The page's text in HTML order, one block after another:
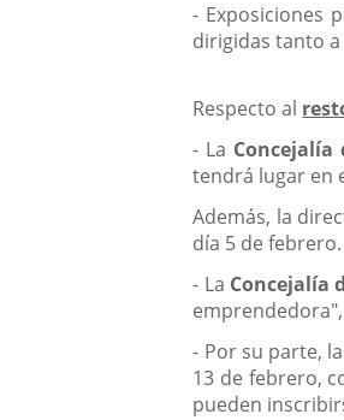
- Exposiciones
dirigidas tanto
Respecto al
- La
tendrá lugar en
Además, la
día 5 de febrero.
- La Concejalía
- Por su parte, la
13 de febrero,
pueden